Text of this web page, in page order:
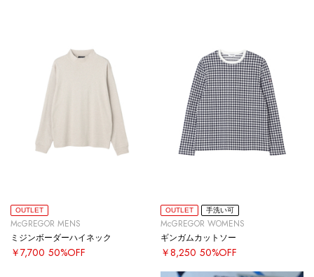
OUTLET
McGREGOR MENS
ミジンボーダーハイネック
￥7,700 50%OFF
OUTLET 手洗い可
McGREGOR WOMENS
ギンガムカットソー
￥8,250 50%OFF